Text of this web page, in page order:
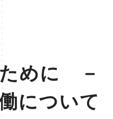
ために －
について